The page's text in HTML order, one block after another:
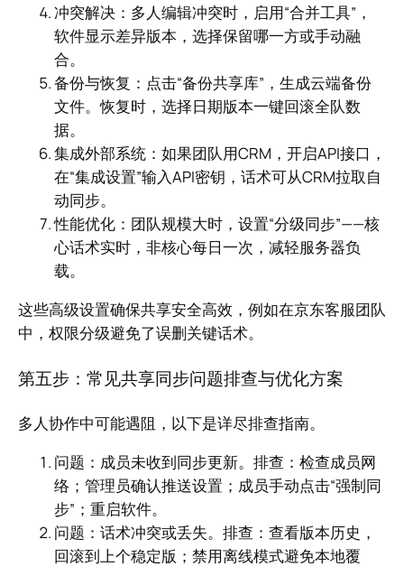
冲突解决：多人编辑冲突时，启用“合并工具”，
软件显示差异版本，选择保留哪一方或手动融
合。
备份与恢复：点击“备份共享库”，生成云端备份
文件。恢复时，选择日期版本一键回滚全队数
据。
集成外部系统：如果团队用CRM，开启API接口，
在“集成设置”输入API密钥，话术可从CRM拉取自
动同步。
性能优化：团队规模大时，设置“分级同步”——核
心话术实时，非核心每日一次，减轻服务器负
载。
这些高级设置确保共享安全高效，例如在京东客服团队
中，权限分级避免了误删关键话术。
第五步：常见共享同步问题排查与优化方案
多人协作中可能遇阻，以下是详尽排查指南。
问题：成员未收到同步更新。排查：检查成员网
络；管理员确认推送设置；成员手动点击“强制同
步”；重启软件。
问题：话术冲突或丢失。排查：查看版本历史，
回滚到上个稳定版；禁用离线模式避免本地覆